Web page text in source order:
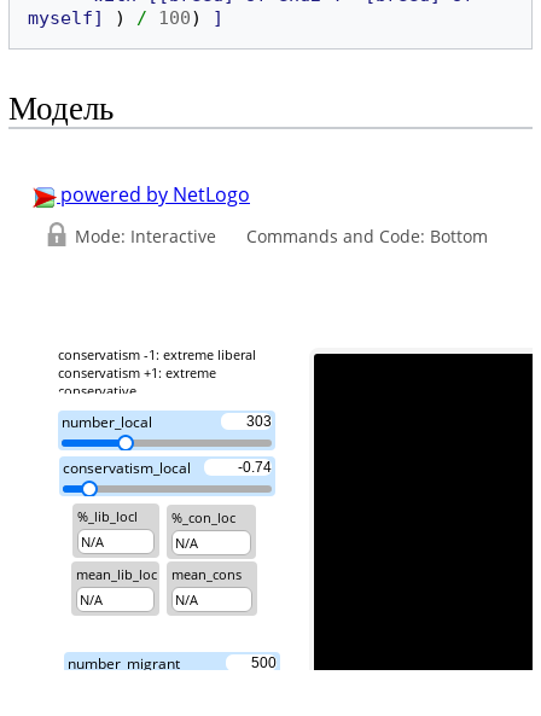
myself]
) / 100) ]
Модель